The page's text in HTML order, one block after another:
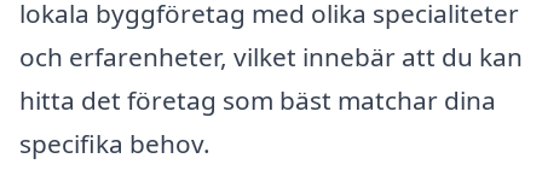
lokala byggföretag med olika specialiteter
och erfarenheter, vilket innebär att du kan
hitta det företag som bäst matchar dina
specifika behov.